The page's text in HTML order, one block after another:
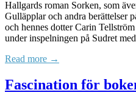
Hallgards roman Sorken, som
Gulläpplar och andra berättelser
och hennes dotter Carin
under inspelningen på Sudret
Read more →
Fascination för